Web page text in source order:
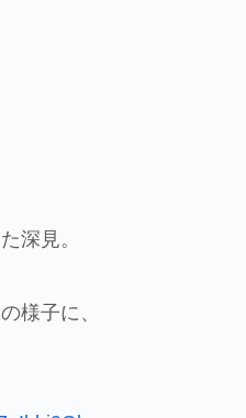
深見。
様子に、